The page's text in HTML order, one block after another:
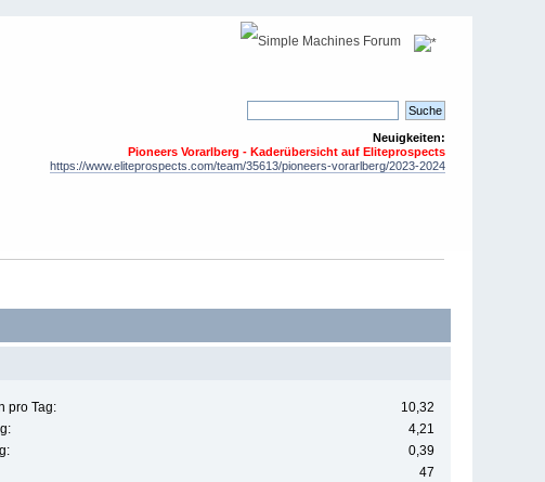
Neuigkeiten:
Pioneers Vorarlberg - Kaderübersicht auf Eliteprospects
https://www.eliteprospects.com/team/35613/pioneers-vorarlberg/2023-2024
pro Tag:
10,32
4,21
0,39
47